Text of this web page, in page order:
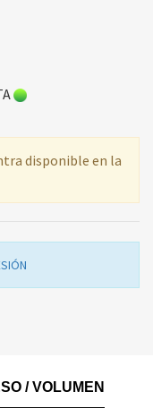
disponible en la
/ VOLUMEN